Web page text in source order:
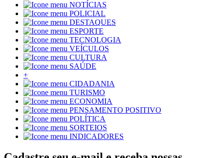
NOTÍCIAS
POLICIAL
DESTAQUES
ESPORTE
TECNOLOGIA
VEÍCULOS
CULTURA
SAÚDE
+
CIDADANIA
TURISMO
ECONOMIA
PENSAMENTO POSITIVO
POLÍTICA
SORTEIOS
INDICADORES